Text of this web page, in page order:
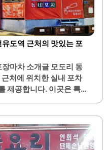
무화과 생크림 케이크와
있으며,..
도역 근처의 맛있는 포
마차 소개글 모도리 동
처에 위치한 실내 포차
제공합니다. 이곳은 특히
비가 매우 좋습니다.기본
들에게 호평을 받고 있
안한 분위기로, 친구들과